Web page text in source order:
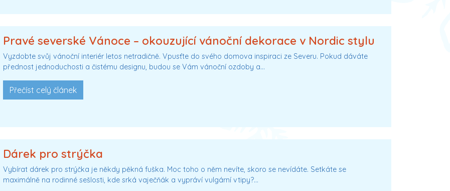
Pravé severské Vánoce – okouzující vánoční dekorace v Nordic stylu
Vyzdobte svůj vánoční interiér letos netradičně. Vpusťte do svého domova inspiraci ze Severu. Pokud dáváte
přednost jednoduchosti a čistému designu, budou se Vám vánoční ozdoby a…
Přečíst celý článek
Dárek pro strýčka
Vybírat dárek pro strýčka je někdy pěkná fuška. Moc toho o něm nevíte, skoro se nevídáte. Setkáte se
maximálně na rodinné sešlosti, kde srká vaječňák a vypráví vulgární vtipy?…